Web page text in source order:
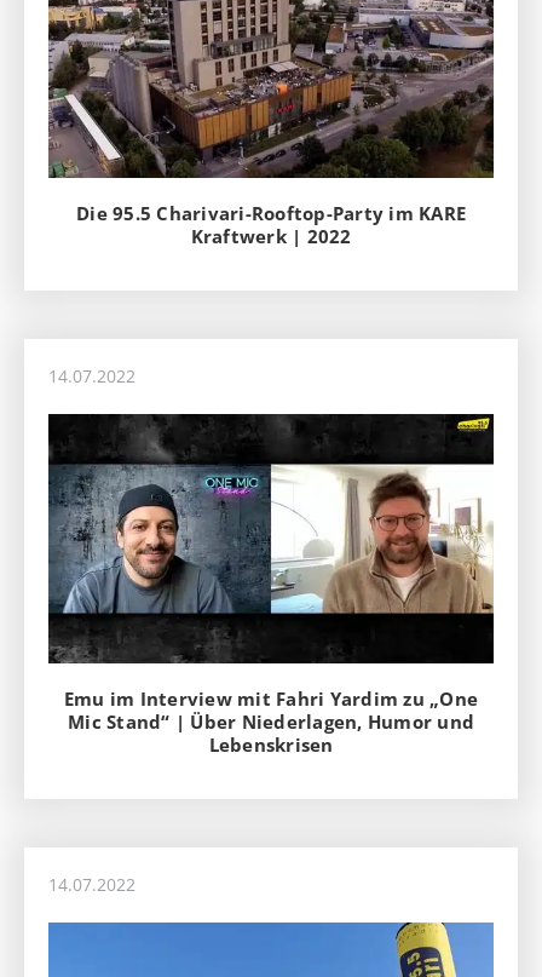
Die 95.5 Charivari-Rooftop-Party im KARE
Kraftwerk | 2022
14.07.2022
Emu im Interview mit Fahri Yardim zu „One
Mic Stand“ | Über Niederlagen, Humor und
Lebenskrisen
14.07.2022